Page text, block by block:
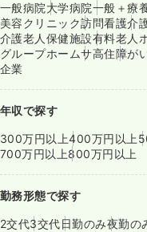
一般病院大学病院一般＋療
美容クリニック訪問看護介
介護老人保健施設有料老人
グループホームサ高住障が
企業
年収で探す
300万円以上400万円以上
700万円以上800万円以上
勤務形態で探す
2交代3交代日勤のみ夜勤の